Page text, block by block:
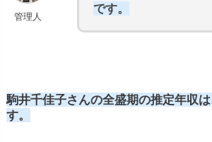
管理人
です。
駒井千佳子さんの全盛期の推定年収
す。